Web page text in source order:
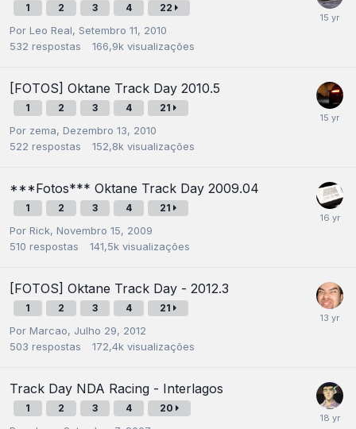
1 2 3 4 22
Por Leo Real, Setembro 11, 2010
532 respostas 166,9k visualizações
[FOTOS] Oktane Track Day 2010.5
1 2 3 4 21
Por zema, Dezembro 13, 2010
522 respostas 152,8k visualizações
***Fotos*** Oktane Track Day 2009.04
1 2 3 4 21
Por Rick, Novembro 15, 2009
510 respostas 141,5k visualizações
[FOTOS] Oktane Track Day - 2012.3
1 2 3 4 21
Por Marcao, Julho 29, 2012
503 respostas 172,4k visualizações
Track Day NDA Racing - Interlagos
1 2 3 4 20